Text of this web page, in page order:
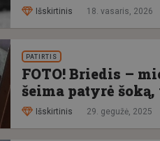
Išskirtinis 18. vasaris, 2026
PATIRTIS
FOTO! Briedis –
šeima patyrė
Išskirtinis 29. gegužė, 2025